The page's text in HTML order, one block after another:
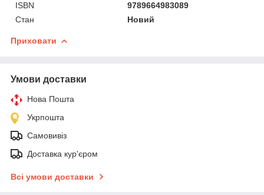
ISBN
9789664983089
Стан
Новий
Приховати
Умови доставки
Нова Пошта
Укрпошта
Самовивіз
Доставка кур'єром
Всі умови доставки